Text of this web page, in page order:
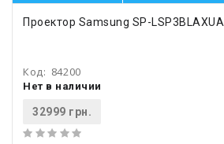
Проектор Samsung SP-LSP3BLAXUA
Код: 84200
Нет в наличии
32999 грн.